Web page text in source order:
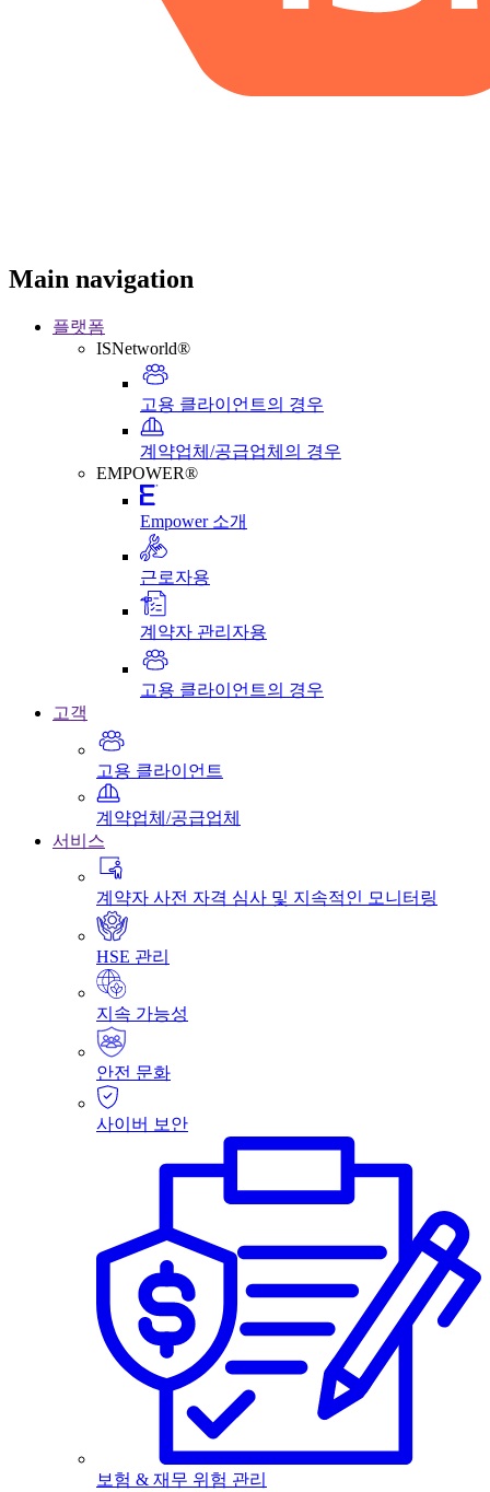
Main navigation
플랫폼
ISNetworld®
고용 클라이언트의 경우
계약업체/공급업체의 경우
EMPOWER®
Empower 소개
근로자용
계약자 관리자용
고용 클라이언트의 경우
고객
고용 클라이언트
계약업체/공급업체
서비스
계약자 사전 자격 심사 및 지속적인 모니터링
HSE 관리
지속 가능성
안전 문화
사이버 보안
보험 & 재무 위험 관리